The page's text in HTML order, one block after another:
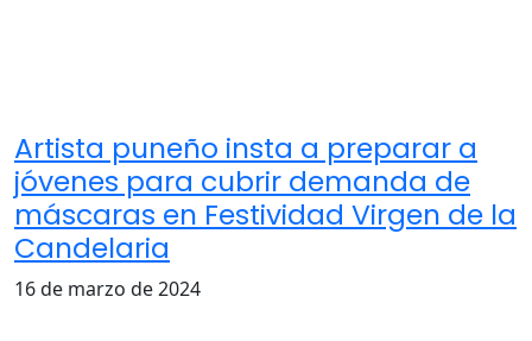
Artista puneño insta a preparar a
jóvenes para cubrir demanda de
máscaras en Festividad Virgen de la
Candelaria
16 de marzo de 2024